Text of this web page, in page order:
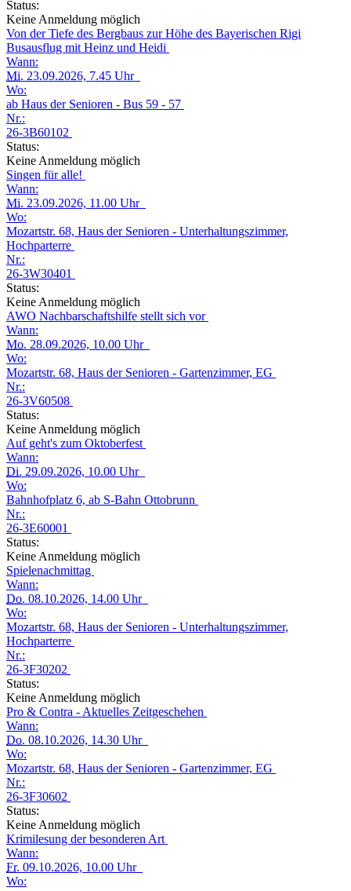
Status:
Keine Anmeldung möglich
Von der Tiefe des Bergbaus zur Höhe des Bayerischen Rigi
Busausflug mit Heinz und Heidi
Wann:
Mi. 23.09.2026, 7.45 Uhr
Wo:
ab Haus der Senioren - Bus 59 - 57
Nr.:
26-3B60102
Status:
Keine Anmeldung möglich
Singen für alle!
Wann:
Mi. 23.09.2026, 11.00 Uhr
Wo:
Mozartstr. 68, Haus der Senioren - Unterhaltungszimmer,
Hochparterre
Nr.:
26-3W30401
Status:
Keine Anmeldung möglich
AWO Nachbarschaftshilfe stellt sich vor
Wann:
Mo. 28.09.2026, 10.00 Uhr
Wo:
Mozartstr. 68, Haus der Senioren - Gartenzimmer, EG
Nr.:
26-3V60508
Status:
Keine Anmeldung möglich
Auf geht's zum Oktoberfest
Wann:
Di. 29.09.2026, 10.00 Uhr
Wo:
Bahnhofplatz 6, ab S-Bahn Ottobrunn
Nr.:
26-3E60001
Status:
Keine Anmeldung möglich
Spielenachmittag
Wann:
Do. 08.10.2026, 14.00 Uhr
Wo:
Mozartstr. 68, Haus der Senioren - Unterhaltungszimmer,
Hochparterre
Nr.:
26-3F30202
Status:
Keine Anmeldung möglich
Pro & Contra - Aktuelles Zeitgeschehen
Wann:
Do. 08.10.2026, 14.30 Uhr
Wo:
Mozartstr. 68, Haus der Senioren - Gartenzimmer, EG
Nr.:
26-3F30602
Status:
Keine Anmeldung möglich
Krimilesung der besonderen Art
Wann:
Fr. 09.10.2026, 10.00 Uhr
Wo: